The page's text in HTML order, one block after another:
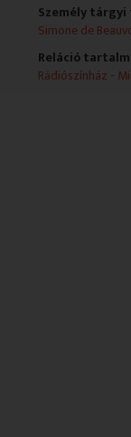
Személy
Simone de
Reláció
Rádiószínház -